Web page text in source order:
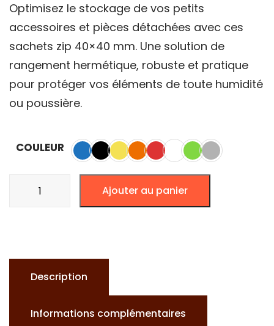
prix :
3.00€
à
5.00€
Optimisez le stockage de vos petits
accessoires et pièces détachées avec ces
sachets zip 40×40 mm. Une solution de
rangement hermétique, robuste et pratique
pour protéger vos éléments de toute humidité
ou poussière.
COULEUR
Ajouter au panier
Description
Informations complémentaires